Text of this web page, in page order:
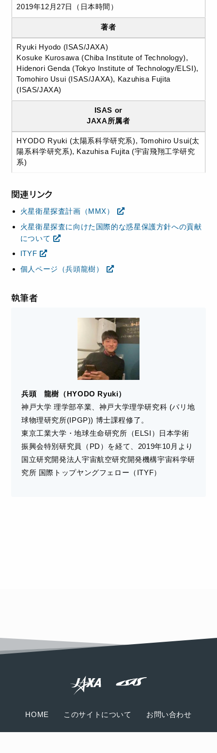
2019年12月27日（日本時間）
著者
Ryuki Hyodo (ISAS/JAXA)
Kosuke Kurosawa (Chiba Institute of Technology),
Hidenori Genda (Tokyo Institute of Technology/ELSI),
Tomohiro Usui (ISAS/JAXA), Kazuhisa Fujita
(ISAS/JAXA)
ISAS or
JAXA所属者
HYODO Ryuki (太陽系科学研究系), Tomohiro Usui(太
陽系科学研究系), Kazuhisa Fujita (宇宙飛翔工学研究
系)
関連リンク
火星衛星探査計画（MMX）
火星衛星探査に向けた国際的な惑星保護方針への貢献
について
ITYF
個人ページ（兵頭龍樹）
執筆者
兵頭 龍樹（HYODO Ryuki）
神戸大学 理学部卒業、神戸大学理学研究科 (パリ地
球物理研究所(IPGP)) 博士課程修了。
東京工業大学・地球生命研究所（ELSI）日本学術
振興会特別研究員（PD）を経て、2019年10月より
国立研究開発法人宇宙航空研究開発機構宇宙科学研
究所 国際トップヤングフェロー（ITYF）
HOME このサイトについて お問い合わせ